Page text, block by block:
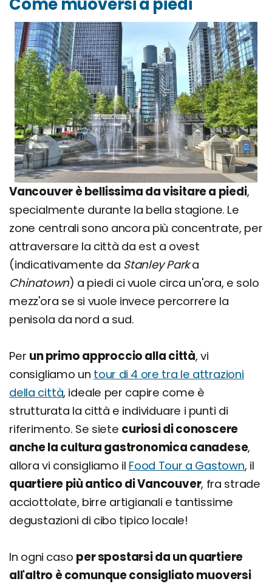
Vancouver è bellissima da visitare a piedi,
specialmente durante la bella stagione. Le
zone centrali sono ancora più concentrate, per
attraversare la città da est a ovest
(indicativamente da Stanley Parka
Chinatown) a piedi ci vuole circa un'ora, e solo
mezz'ora se si vuole invece percorrere la
penisola da nord a sud.
Per un primo approccio alla città, vi
consigliamo un tour di 4 ore tra le attrazioni
della città, ideale per capire come è
strutturata la città e individuare i punti di
riferimento. Se siete curiosi di conoscere
anche la cultura gastronomica canadese,
allora vi consigliamo il Food Tour a Gastown, il
quartiere più antico di Vancouver, fra strade
acciottolate, birre artigianali e tantissime
degustazioni di cibo tipico locale!
In ogni caso per spostarsi da un quartiere
all'altro è comunque consigliato muoversi